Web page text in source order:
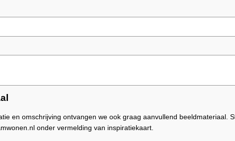
en omschrijving ontvangen we ook graag aanvullend beeldmateriaal.
onder vermelding van inspiratiekaart.